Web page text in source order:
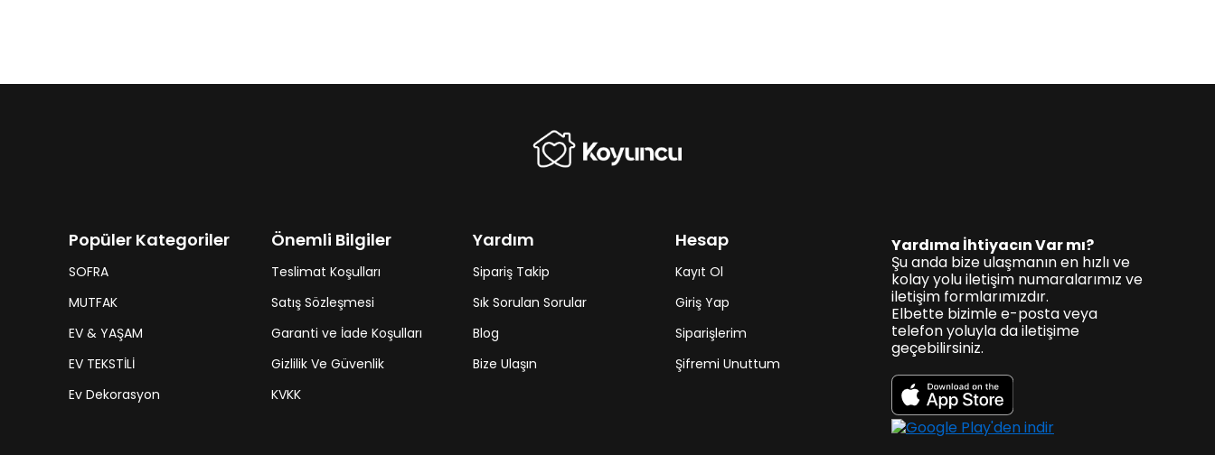
Popüler Kategoriler
SOFRA
MUTFAK
EV & YAŞAM
EV TEKSTİLİ
Ev Dekorasyon
Önemli Bilgiler
Teslimat Koşulları
Satış Sözleşmesi
Garanti ve İade Koşulları
Gizlilik Ve Güvenlik
KVKK
Yardım
Sipariş Takip
Sık Sorulan Sorular
Blog
Bize Ulaşın
Hesap
Kayıt Ol
Giriş Yap
Siparişlerim
Şifremi Unuttum
Yardıma İhtiyacın Var mı?
Şu anda bize ulaşmanın en hızlı ve
kolay yolu iletişim numaralarımız ve
iletişim formlarımızdır.
Elbette bizimle e-posta veya
telefon yoluyla da iletişime
geçebilirsiniz.